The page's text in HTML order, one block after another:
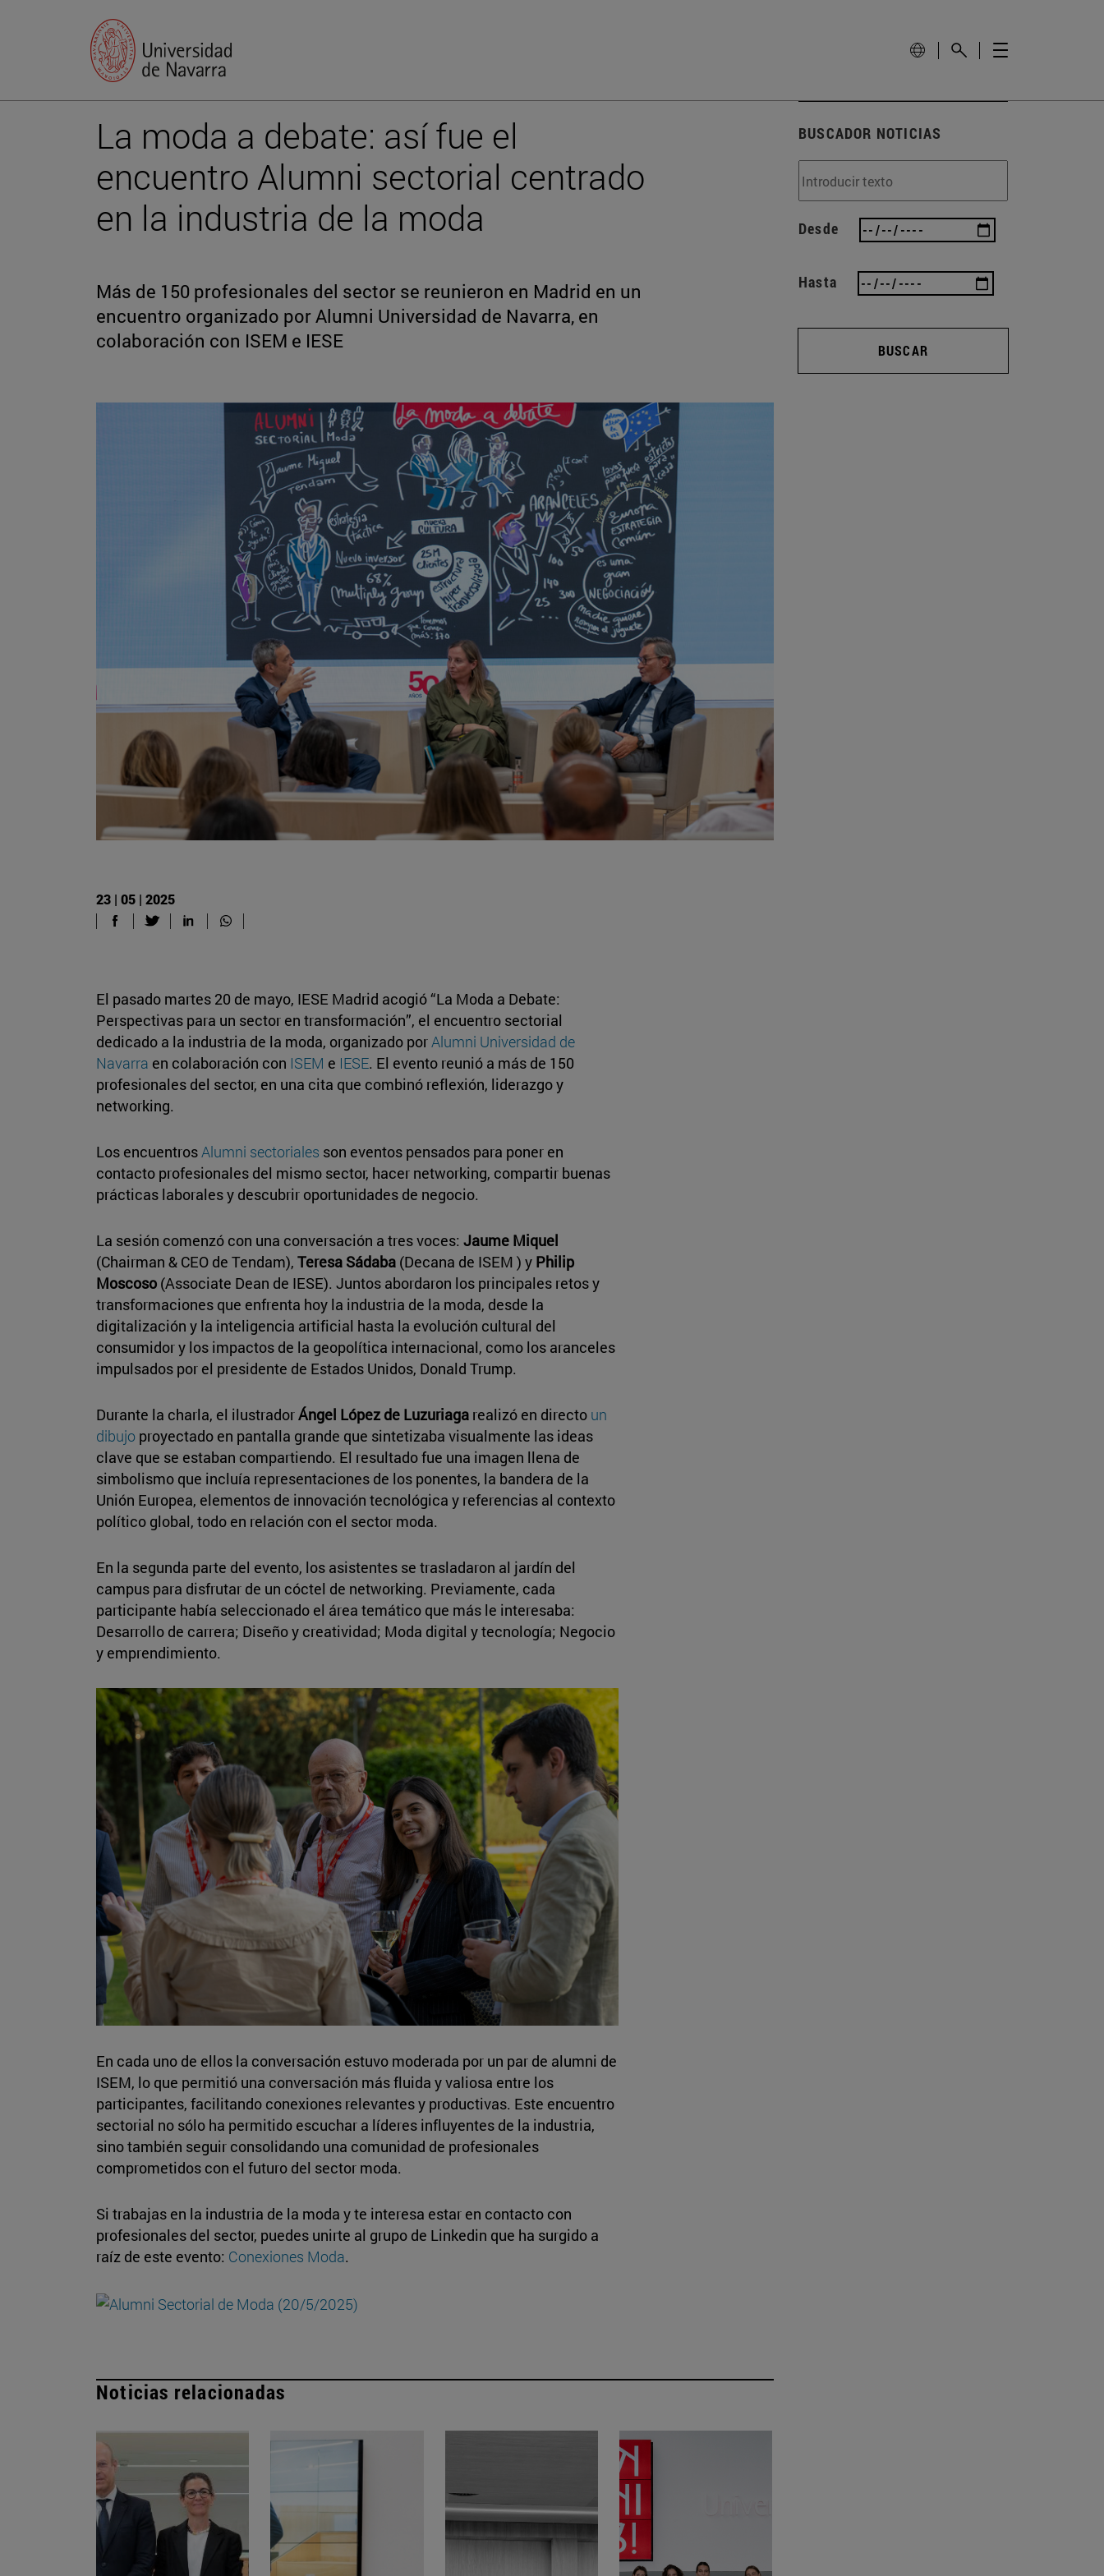
La moda a debate: así fue el
encuentro Alumni sectorial centrado
en la industria de la moda
Más de 150 profesionales del sector se reunieron en Madrid en un
encuentro organizado por Alumni Universidad de Navarra, en
colaboración con ISEM e IESE
23 | 05 | 2025
El pasado martes 20 de mayo, IESE Madrid acogió “La Moda a Debate:
Perspectivas para un sector en transformación”, el encuentro sectorial
dedicado a la industria de la moda, organizado porAlumni Universidad de
Navarra en colaboración con ISEM e IESE. El evento reunió a más de 150
profesionales del sector, en una cita que combinó reflexión, liderazgo y
networking.
Los encuentrosAlumni sectoriales son eventos pensados para poner en
contacto profesionales del mismo sector, hacer networking, compartir buenas
prácticas laborales y descubrir oportunidades de negocio.
La sesión comenzó con una conversación a tres voces: Jaume Miquel
(Chairman & CEO de Tendam), Teresa Sádaba (Decana de ISEM ) y Philip
Moscoso (Associate Dean de IESE). Juntos abordaron los principales retos y
transformaciones que enfrenta hoy la industria de la moda, desde la
digitalización y la inteligencia artificial hasta la evolución cultural del
consumidor y los impactos de la geopolítica internacional, como los aranceles
impulsados por el presidente de Estados Unidos, Donald Trump.
Durante la charla, el ilustradorÁngel López de Luzuriaga realizó en directo un
dibujo proyectado en pantalla grande que sintetizaba visualmente las ideas
clave que se estaban compartiendo. El resultado fue una imagen llena de
simbolismo que incluía representaciones de los ponentes, la bandera de la
Unión Europea, elementos de innovación tecnológica y referencias al contexto
político global, todo en relación con el sector moda.
En la segunda parte del evento, los asistentes se trasladaron al jardín del
campus para disfrutar de un cóctel de networking. Previamente, cada
participante había seleccionado el área temático que más le interesaba:
Desarrollo de carrera; Diseño y creatividad; Moda digital y tecnología; Negocio
y emprendimiento.
En cada uno de ellos la conversación estuvo moderada por un par de alumni de
ISEM, lo que permitió una conversación más fluida y valiosa entre los
participantes, facilitando conexiones relevantes y productivas. Este encuentro
sectorial no sólo ha permitido escuchar a líderes influyentes de la industria,
sino también seguir consolidando una comunidad de profesionales
comprometidos con el futuro del sector moda.
Si trabajas en la industria de la moda y te interesa estar en contacto con
profesionales del sector, puedes unirte al grupo de Linkedin que ha surgido a
raíz de este evento: Conexiones Moda.
Noticias relacionadas
BUSCADOR NOTICIAS
Desde
Hasta
BUSCAR